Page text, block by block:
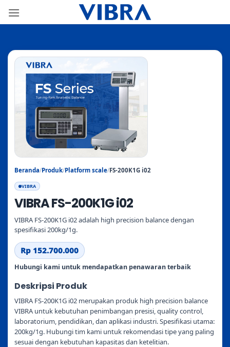
Beranda/Produk/Platform scale/FS-200K1G i02
VIBRA
VIBRA FS-200K1G i02
VIBRA FS-200K1G i02 adalah high precision balance dengan
spesifikasi 200kg/1g.
Rp 152.700.000
Hubungi kami untuk mendapatkan penawaran terbaik
Deskripsi Produk
VIBRA FS-200K1G i02 merupakan produk high precision balance
VIBRA untuk kebutuhan penimbangan presisi, quality control,
laboratorium, pendidikan, dan aplikasi industri. Spesifikasi utama:
200kg/1g. Hubungi tim kami untuk rekomendasi tipe yang paling
sesuai dengan kebutuhan kapasitas dan ketelitian.